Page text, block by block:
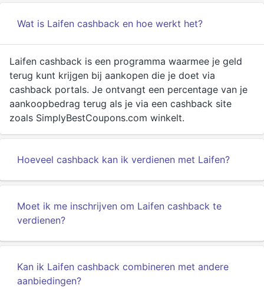
Wat is Laifen cashback en hoe werkt het?
Laifen cashback is een programma waarmee je geld
terug kunt krijgen bij aankopen die je doet via
cashback portals. Je ontvangt een percentage van je
aankoopbedrag terug als je via een cashback site
zoals SimplyBestCoupons.com winkelt.
Hoeveel cashback kan ik verdienen met Laifen?
Moet ik me inschrijven om Laifen cashback te
verdienen?
Kan ik Laifen cashback combineren met andere
aanbiedingen?